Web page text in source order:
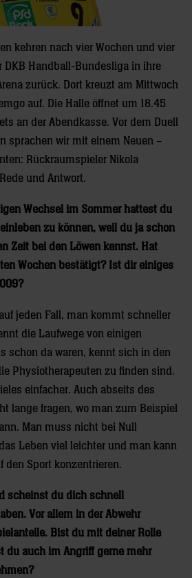
kehren nach vier Wochen und vier
DKB Handball-Bundesliga in ihre
zurück. Dort kreuzt am Mittwoch
auf. Die Halle öffnet um 18.45
an der Abendkasse. Vor dem Duell
sprachen wir mit einem Neuen –
Rückraumspieler Nikola
und Antwort.
Wechsel im Sommer hattest du
zu können, weil du ja schon
Zeit bei den Löwen kennst. Hat
Wochen bestätigt? Ist dir einiges
jeden Fall, man kommt schneller
die Laufwege von einigen
schon da waren, kennt sich in den
Physiotherapeuten zu finden sind.
einfacher. Auch abseits des
lange fragen, wo man zum Beispiel
Man muss nicht bei Null
Leben viel leichter und man kann
den Sport konzentrieren.
scheinst du dich schnell
Vor allem in der Abwehr
Bist du mit deiner Rolle
du auch im Angriff gerne mehr